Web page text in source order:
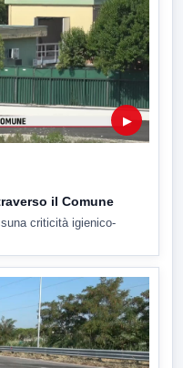
▶
il Comune
criticità igienico-